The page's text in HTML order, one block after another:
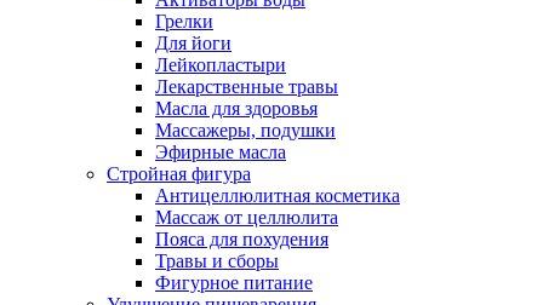
Грелки
Для йоги
Лейкопластыри
Лекарственные травы
Масла для здоровья
Массажеры, подушки
Эфирные масла
Стройная фигура
Антицеллюлитная косметика
Массаж от целлюлита
Пояса для похудения
Травы и сборы
Фигурное питание